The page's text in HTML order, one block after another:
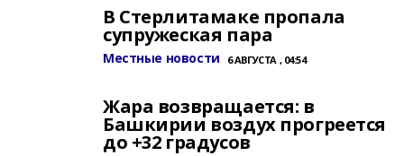
В Стерлитамаке пропала
супружеская пара
Местные новости 6 АВГУСТА , 04:54
Жара возвращается: в
Башкирии воздух прогреется
до +32 градусов